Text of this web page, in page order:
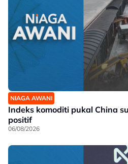
NIAGA AWANI
Indeks komoditi pukal China
positif
06/08/2026